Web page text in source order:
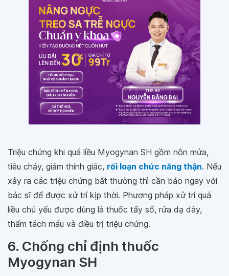
Triệu chứng khi quá liều Myogynan SH gồm nôn mửa,
tiêu chảy, giảm thính giác, rối loạn chức năng thận. Nếu
xảy ra các triệu chứng bất thường thì cần báo ngay với
bác sĩ để được xử trí kịp thời. Phương pháp xử trí quá
liều chủ yếu được dùng là thuốc tẩy sổ, rửa dạ dày,
thẩm tách máu và điều trị triệu chứng.
6. Chống chỉ định thuốc
Myogynan SH